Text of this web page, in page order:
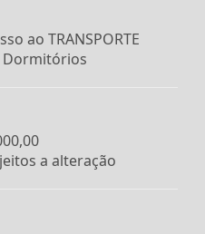
ao TRANSPORTE
Dormitórios
a alteração